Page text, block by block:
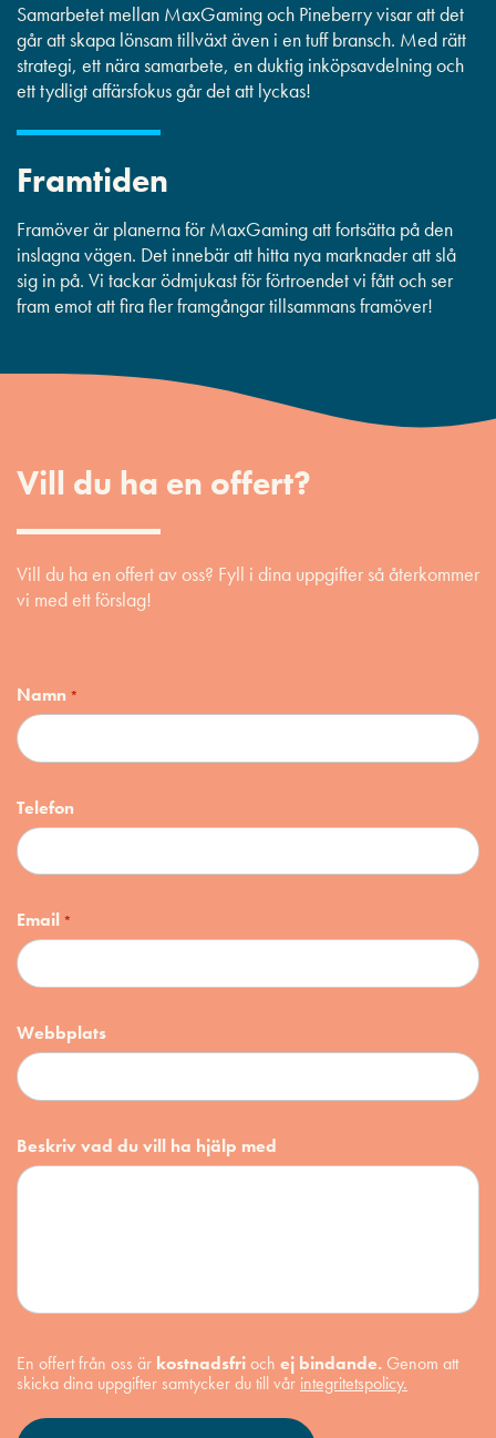
Samarbetet mellan MaxGaming och Pineberry visar att det
går att skapa lönsam tillväxt även i en tuff bransch. Med rätt
strategi, ett nära samarbete, en duktig inköpsavdelning och
ett tydligt affärsfokus går det att lyckas!
Framtiden
Framöver är planerna för MaxGaming att fortsätta på den
inslagna vägen. Det innebär att hitta nya marknader att slå
sig in på. Vi tackar ödmjukast för förtroendet vi fått och ser
fram emot att fira fler framgångar tillsammans framöver!
Vill du ha en offert?
Vill du ha en offert av oss? Fyll i dina uppgifter så återkommer
vi med ett förslag!
Namn *
Telefon
Email *
Webbplats
Beskriv vad du vill ha hjälp med
En offert från oss är kostnadsfrioch ej bindande. Genom att
skicka dina uppgifter samtycker du till vår integritetspolicy.